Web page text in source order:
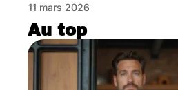
11 mars 2026
Au top